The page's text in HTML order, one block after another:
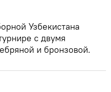
Узбекистана
с двумя
и бронзовой.